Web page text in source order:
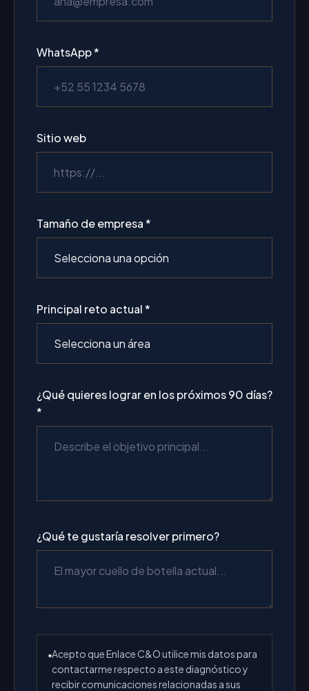
WhatsApp *
Sitio web
Tamaño de empresa *
Principal reto actual *
¿Qué quieres lograr en los próximos 90 días?
*
¿Qué te gustaría resolver primero?
Acepto que Enlace C&O utilice mis datos para
contactarme respecto a este diagnóstico y
recibir comunicaciones relacionadas a sus